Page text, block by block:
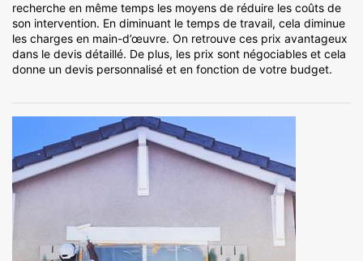
recherche en même temps les moyens de réduire les coûts de
son intervention. En diminuant le temps de travail, cela diminue
les charges en main-d’œuvre. On retrouve ces prix avantageux
dans le devis détaillé. De plus, les prix sont négociables et cela
donne un devis personnalisé et en fonction de votre budget.